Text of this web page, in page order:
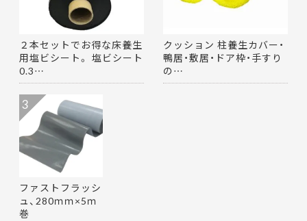
２本セットでお得な床養生
用塩ビシート。 塩ビシート
0.3…
クッション 柱養生カバー・
鴨居・敷居・ドア枠・手すり
の…
ファストフラッシ
ュ、280ｍｍ×5ｍ
巻
3